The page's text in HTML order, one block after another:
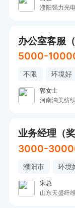
濮阳强力光
5000-
不限 环境好
郭女士
河南鸿美纺
业务经理（
3000-
濮阳市 环境
宋总
山东天盛纤